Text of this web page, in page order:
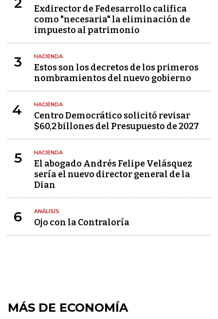
Exdirector de Fedesarrollo califica
como "necesaria" la eliminación de
impuesto al patrimonio
3 HACIENDA
Estos son los decretos de los primeros
nombramientos del nuevo gobierno
4 HACIENDA
Centro Democrático solicitó revisar
$60,2 billones del Presupuesto de 2027
5 HACIENDA
El abogado Andrés Felipe Velásquez
sería el nuevo director general de la
Dian
6 ANÁLISIS
Ojo con la Contraloría
MÁS DE ECONOMÍA